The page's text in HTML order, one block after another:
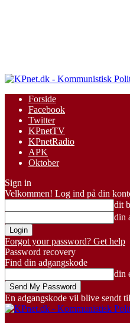
Forside
Facebook
Twitter
KPnetTV
KPnetRadio
APK
Oktober
Sign in
Velkommen! Log ind på din
dit
din
Forgot your password? Get help
Password recovery
Find din adgangskode
din
En adgangskode vil blive sendt